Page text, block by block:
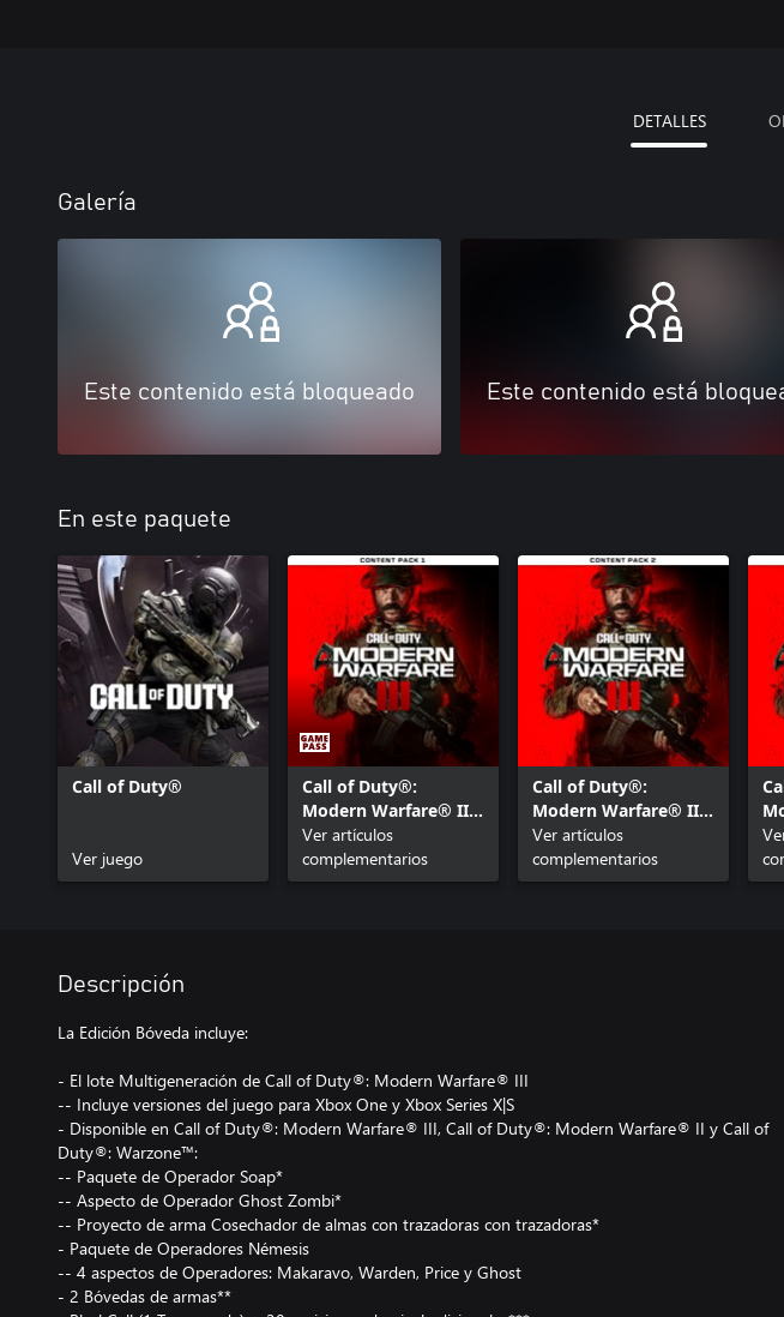
DETALLES
Galería
Este contenido está bloqueado Este contenido está
En este paquete
Call of Duty®
Ver juego
Call of Duty®:
Modern Warfare® III
- Paquete de
Contenido 1
Ver artículos
complementarios
Call of Duty®:
Modern Warfare® III
- Paquete de
Contenido 2
Ver artículos
complementarios
-
Descripción
La Edición Bóveda incluye:
- El lote Multigeneración de Call of Duty®: Modern Warfare® III
-- Incluye versiones del juego para Xbox One y Xbox Series X|S
- Disponible en Call of Duty®: Modern Warfare® III, Call of Duty®: Modern Warfare® II y Call of
Duty®: Warzone™:
-- Paquete de Operador Soap*
-- Aspecto de Operador Ghost Zombi*
-- Proyecto de arma Cosechador de almas con trazadoras con trazadoras*
- Paquete de Operadores Némesis
-- 4 aspectos de Operadores: Makaravo, Warden, Price y Ghost
- 2 Bóvedas de armas**